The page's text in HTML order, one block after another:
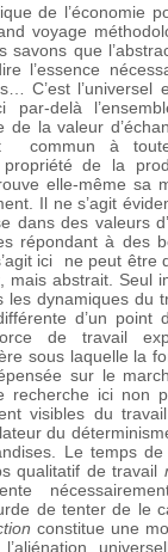
de l’économie
voyage
savons que
l’essence
C’est l’universel
delà
la valeur
commun à
de la
elle-même sa
Il ne s’agit
dans des valeurs
répondant à des
ici ne peut être
mais abstrait. Seul
les dynamiques du
d’un point
de travail
sous laquelle la
sur le
recherche ici non
visibles du
du
Le temps de
qualitatif de travail
de tenter de le
constitue une